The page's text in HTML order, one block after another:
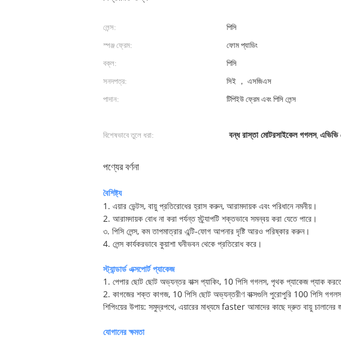
লেন্স: পিসি
স্পঞ্জ ফ্রেম:
ফোম প্যাডিং
বক্ল:
পিসি
সনদপত্র:
সিই ， এসজিএস
পাদান:
টিপিইউ ফ্রেম এবং পিসি লেন্স
বিশেষভাবে তুলে ধরা:
বন্ধ রাস্তা মোটরসাইকেল গগলস, এভিভি
পণ্যের বর্ণনা
বৈশিষ্ট্য
1. এয়ার ভেন্টস, বায়ু প্রতিরোধের হ্রাস করুন, আরামদায়ক এবং পরিধানে নমনীয়।
2. আরামদায়ক বোধ না করা পর্যন্ত স্ট্র্যাপটি শক্তভাবে সমন্বয় করা যেতে পারে।
৩. পিসি লেন্স, কম তাপমাত্রার এন্টি-ফোগ আপনার দৃষ্টি আরও পরিষ্কার করুন।
4. লেন্স কার্যকরভাবে কুয়াশা ঘনীভবন থেকে প্রতিরোধ করে।
স্ট্যান্ডার্ড এক্সপোর্ট প্যাকেজ
1. পেপার ছোট ছোট অভ্যন্তর বাক্স প্যাকিং, 10 পিসি গগলস, পৃথক প্যাকেজ প্যাক
2. কাগজের শক্ত কাগজ, 10 পিসি ছোট অভ্যন্তরীণ বাক্সগুলি পুরোপুরি 100 পিসি
শিপিংয়ের উপায়: সমুদ্রপথে, এয়ারের মাধ্যমে faster আমাদের কাছে দ্রুত বায়ু
যোগানের ক্ষমতা